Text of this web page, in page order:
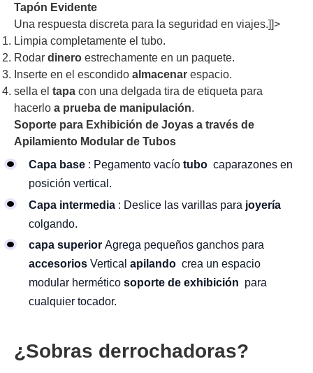
Tapón Evidente
Una respuesta discreta para la seguridad en viajes.]]>
Limpia completamente el tubo.
Rodar dinero estrechamente en un paquete.
Inserte en el escondido almacenar espacio.
sella el tapa con una delgada tira de etiqueta para
hacerlo a prueba de manipulación.
Soporte para Exhibición de Joyas a través de
Apilamiento Modular de Tubos
Capa base : Pegamento vacío tubo caparazones en
posición vertical.
Capa intermedia : Deslice las varillas para joyería
colgando.
capa superior Agrega pequeños ganchos para
accesorios Vertical apilando crea un espacio
modular hermético soporte de exhibición para
cualquier tocador.
¿Sobras derrochadoras?